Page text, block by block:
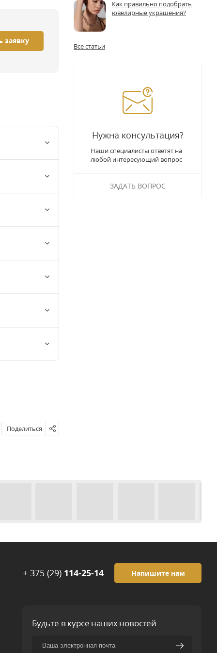
заявку
Поделиться
Как правильно подобрать
ювелирные украшения?
Все статьи
Нужна консультация?
Наши специалисты ответят на
любой интересующий вопрос
ЗАДАТЬ ВОПРОС
+ 375 (29) 114-25-14 Напишите нам
Будьте в курсе наших новостей